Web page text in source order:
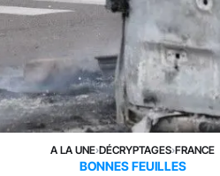
A LA UNE›DÉCRYPTAGES›FRANCE
BONNES FEUILLES